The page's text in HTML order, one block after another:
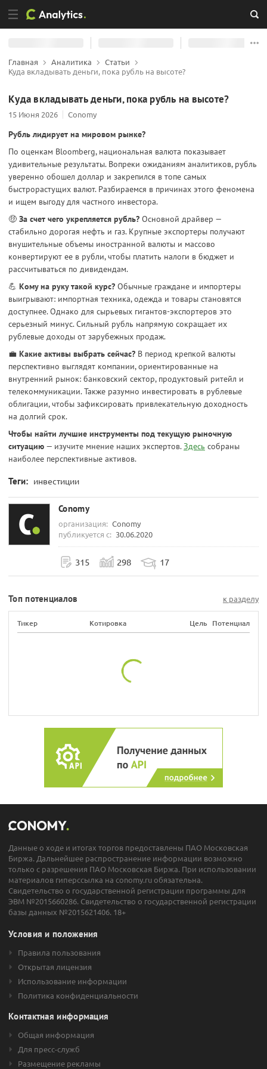
Главная Аналитика
Статьи
Куда вкладывать деньги, пока рубль на высоте?
Куда вкладывать деньги, пока рубль на высоте?
15 Июня 2026 Conomy
Рубль лидирует на мировом рынке?
По оценкам Bloomberg, национальная валюта показывает
удивительные результаты. Вопреки ожиданиям аналитиков, рубль
уверенно обошел доллар и закрепился в топе самых
быстрорастущих валют. Разбираемся в причинах этого феномена
и ищем выгоду для частного инвестора.
🤑 За счет чего укрепляется рубль? Основной драйвер —
стабильно дорогая нефть и газ. Крупные экспортеры получают
внушительные объемы иностранной валюты и массово
конвертируют ее в рубли, чтобы платить налоги в бюджет и
рассчитываться по дивидендам.
💪 Кому на руку такой курс? Обычные граждане и импортеры
выигрывают: импортная техника, одежда и товары становятся
доступнее. Однако для сырьевых гигантов-экспортеров это
серьезный минус. Сильный рубль напрямую сокращает их
рублевые доходы от зарубежных продаж.
💼 Какие активы выбрать сейчас? В период крепкой валюты
перспективно выглядят компании, ориентированные на
внутренний рынок: банковский сектор, продуктовый ритейл и
телекоммуникации. Также разумно инвестировать в рублевые
облигации, чтобы зафиксировать привлекательную доходность
на долгий срок.
Чтобы найти лучшие инструменты под текущую рыночную
ситуацию — изучите мнение наших экспертов.Здесь собраны
наиболее перспективные активов.
Теги: инвестиции
Conomy
организация: Conomy
публикуется с: 30.06.2020
315 298 17
Топ потенциалов к разделу
Тикер Котировка Цель Потенциал
Данные о ходе и итогах торгов предоставлены ПАО Московская
Биржа. Дальнейшее распространение информации возможно
только с разрешения ПАО Московская Биржа. При использовании
материалов гиперссылка на conomy.ru обязательна.
Свидетельство о государственной регистрации программы для
ЭВМ №2015660286. Свидетельство о государственной регистрации
базы данных №2015621406. 18+
Условия и положения
Правила пользования
Открытая лицензия
Использование информации
Политика конфиденциальности
Контактная информация
Общая информация
Для пресс-служб
Размещение рекламы